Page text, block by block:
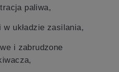
paliwa,
układzie zasilania,
i zabrudzone